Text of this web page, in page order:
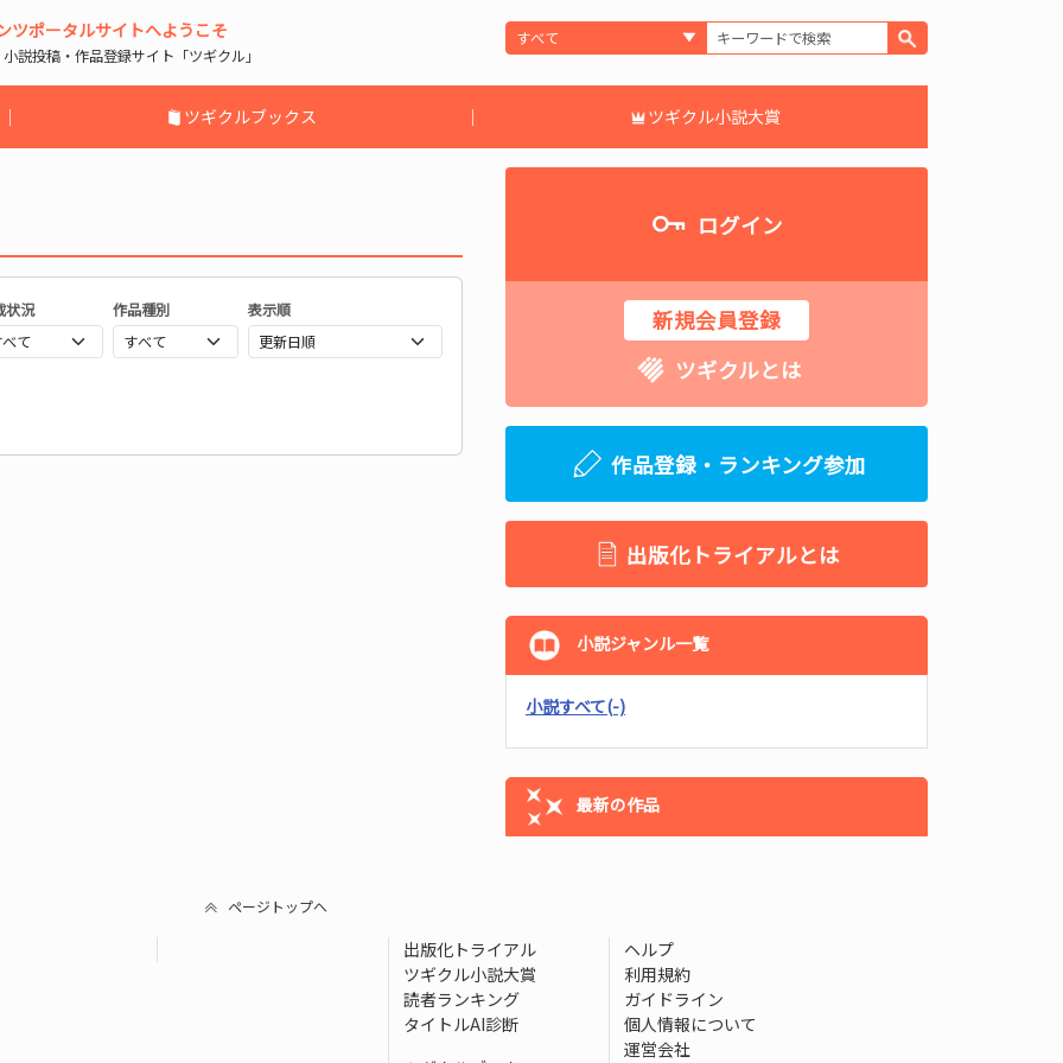
ツポータルサイトへようこそ
説投稿・作品登録サイト「ツギクル」
｜ ツギクルブックス ｜ ツギクル小説大賞
状況 作品種別 表示順
ログイン
新規会員登録
ツギクルとは
作品登録・ランキング参加
出版化トライアルとは
小説ジャンル一覧
小説すべて(-)
最新の作品
ページトップへ
出版化トライアル
ツギクル小説大賞
読者ランキング
タイトルAI診断
ヘルプ
利用規約
ガイドライン
個人情報について
運営会社